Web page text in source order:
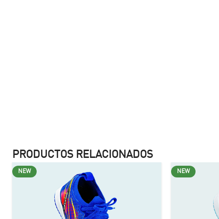
PRODUCTOS RELACIONADOS
NEW NEW